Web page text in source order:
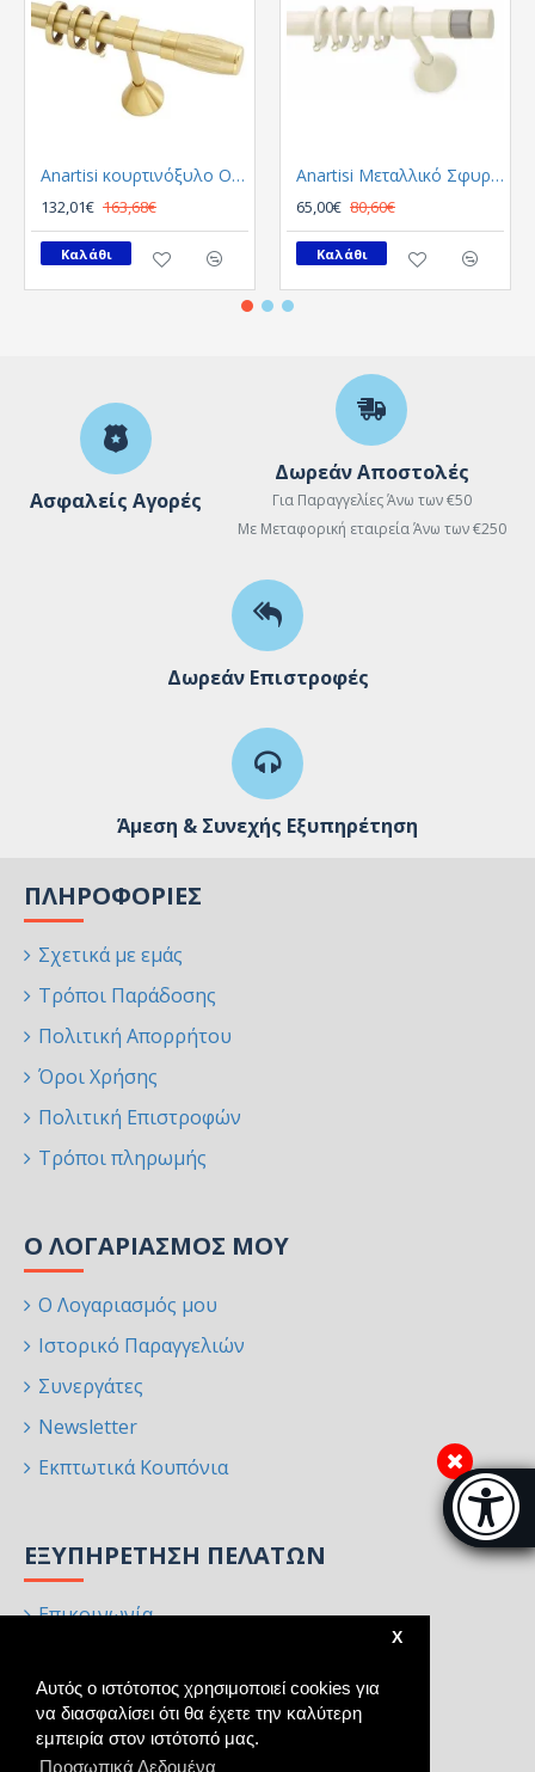
Αυτός ο ιστότοπος χρησιμοποιεί cookies για
να διασφαλίσει ότι θα έχετε την καλύτερη
εμπειρία στον ιστότοπό μας.
Προσωπικά Δεδομένα
X
Μπάρα
Anartisi κουρτινόξυλο Origin Φ25 Χρυσο Σατινε
132,01€ 163,68€
Καλάθι
Anartisi Μεταλλικό Σφυρήλατο παιδικό κουρτινόξυλο Livorno MY-02 / γκρι Φ25
65,00€ 80,60€
Καλάθι
Ασφαλείς Αγορές
Δωρεάν Αποστολές
Για Παραγγελίες Άνω των €50
Με Μεταφορική εταιρεία Άνω των €250
Δωρεάν Επιστροφές
Άμεση & Συνεχής Εξυπηρέτηση
ΠΛΗΡΟΦΟΡΊΕΣ
Σχετικά με εμάς
Τρόποι Παράδοσης
Πολιτική Απορρήτου
Όροι Χρήσης
Πολιτική Επιστροφών
Τρόποι πληρωμής
Ο ΛΟΓΑΡΙΑΣΜΌΣ ΜΟΥ
Ο Λογαριασμός μου
Ιστορικό Παραγγελιών
Συνεργάτες
Newsletter
Εκπτωτικά Κουπόνια
ΕΞΥΠΗΡΈΤΗΣΗ ΠΕΛΑΤΏΝ
Επικοινωνία
Χάρτης Ιστότοπου
Κατασκευαστές